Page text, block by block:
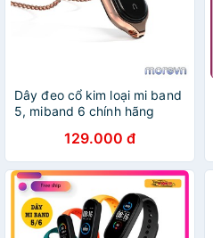
Dây đeo cổ kim loại mi band
5, miband 6 chính hãng
mi band 6, miband 5 kim loại
MIJOBS
129.000 đ